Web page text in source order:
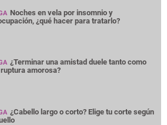
Noches en vela por insomnio y
¿qué hacer para tratarlo?
¿Terminar una amistad duele tanto como
amorosa?
¿Cabello largo o corto? Elige tu corte según